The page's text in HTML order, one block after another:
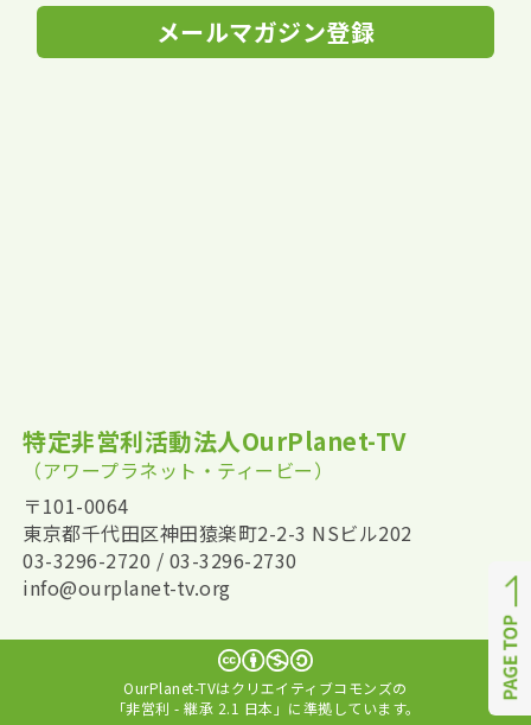
メールマガジン登録
特定非営利活動法人OurPlanet-TV
（アワープラネット・ティービー）
〒101-0064
東京都千代田区神田猿楽町2-2-3 NSビル202
03-3296-2720 / 03-3296-2730
info@ourplanet-tv.org
OurPlanet-TVはクリエイティブコモンズの
「非営利 - 継承 2.1 日本」に準拠しています。